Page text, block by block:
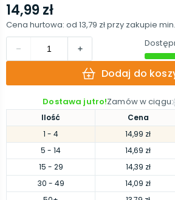
Ilość Cena
1 - 4 14,99 zł
5 - 14 14,69 zł
15 - 29 14,39 zł
30 - 49 14,09 zł
14,99 zł
Cena hurtowa: od 13,79 złprzy zakupie min.
Dodaj do
Dostawa jutro!Zamów w ciągu: